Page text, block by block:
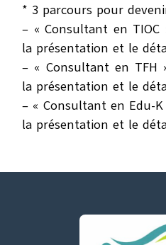
* 3 parcours pour
– « Consultant en
la présentation et le
– « Consultant en TFH
la présentation et le
– « Consultant en Edu-
la présentation et le